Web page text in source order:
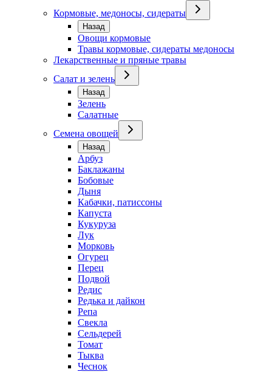
Кормовые, медоносы, сидераты
Назад
Овощи кормовые
Травы кормовые, сидераты медоносы
Лекарственные и пряные травы
Салат и зелень
Назад
Зелень
Салатные
Семена овощей
Назад
Арбуз
Баклажаны
Бобовые
Дыня
Кабачки, патиссоны
Капуста
Кукуруза
Лук
Морковь
Огурец
Перец
Подвой
Редис
Редька и дайкон
Репа
Свекла
Сельдерей
Томат
Тыква
Чеснок